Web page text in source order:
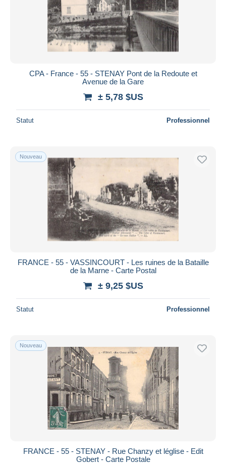
CPA - France - 55 - STENAY Pont de la Redoute et
Avenue de la Gare
± 5,78 $US
Statut Professionnel
Nouveau
FRANCE - 55 - VASSINCOURT - Les ruines de la Bataille
de la Marne - Carte Postal
± 9,25 $US
Statut Professionnel
Nouveau
FRANCE - 55 - STENAY - Rue Chanzy et léglise - Edit
Gobert - Carte Postale